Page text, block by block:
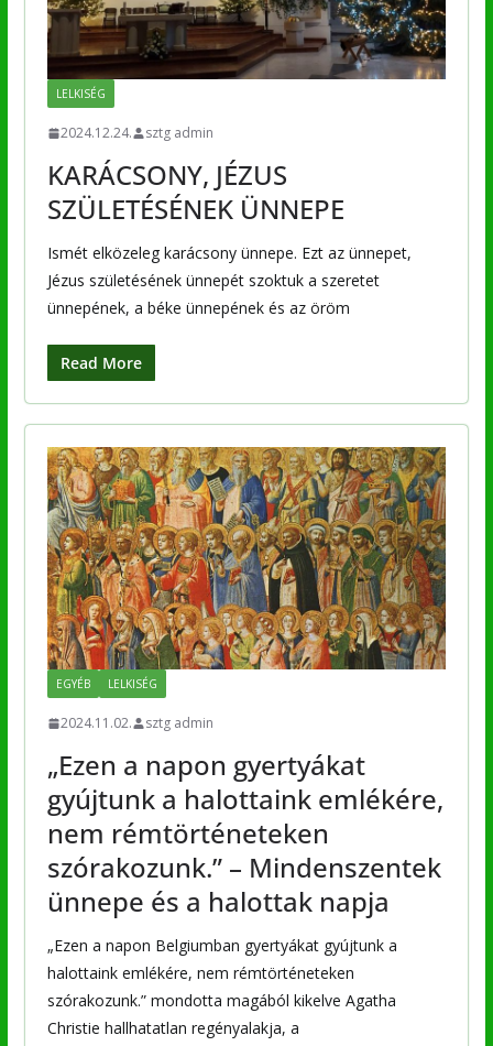
LELKISÉG
2024.12.24. sztg admin
KARÁCSONY, JÉZUS
SZÜLETÉSÉNEK ÜNNEPE
Ismét elközeleg karácsony ünnepe. Ezt az ünnepet,
Jézus születésének ünnepét szoktuk a szeretet
ünnepének, a béke ünnepének és az öröm
Read More
EGYÉB LELKISÉG
2024.11.02. sztg admin
„Ezen a napon gyertyákat
gyújtunk a halottaink emlékére,
nem rémtörténeteken
szórakozunk.” – Mindenszentek
ünnepe és a halottak napja
„Ezen a napon Belgiumban gyertyákat gyújtunk a
halottaink emlékére, nem rémtörténeteken
szórakozunk.” mondotta magából kikelve Agatha
Christie hallhatatlan regényalakja, a